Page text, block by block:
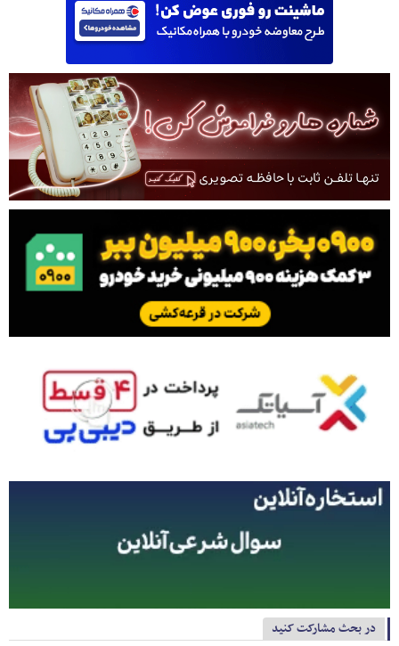
در بحث مشارکت کنید